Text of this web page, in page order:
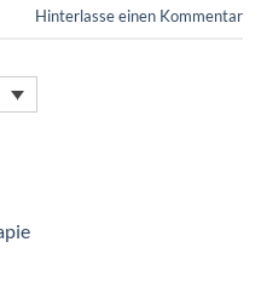
Hinterlasse einen Kommentar